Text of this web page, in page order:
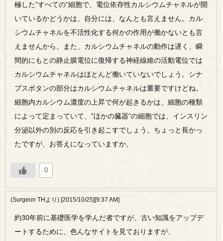
極した”すべての”細胞で、電位依存性カルシウムチャネルが開
いているかどうかは、自分には、なんとも言えません。カル
シウムチャネルを不活性化する何かの作用が働かないとも言
えませんから。また、カルシウムチャネルの動作は遅く、瞬
間的にもとの静止膜電位に復帰する神経線維の活動電位では
カルシウムチャネルはほとんど働いていないでしょう。シナ
プスボタンの部分はカルシウムチャネルは重要ですけどね。
細胞内カルシウム濃度の上昇で何が起きるかは、細胞の種類
によって定まっていて、”ほかの臓器”の細胞では、インスリン
分泌以外の別の反応を引き起こすでしょう。ちょっと長かっ
たですが、お答えになっていますか。
0
(Surgeon THより) [2015/10/25][9:37 AM]
約30年前に基礎医学を学んだ者ですが、古い知識をアップデ
ートするために、色んなサイトを見ておりますが、